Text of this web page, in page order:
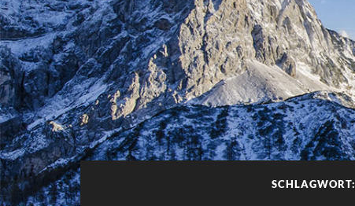
SCHLAGWORT: